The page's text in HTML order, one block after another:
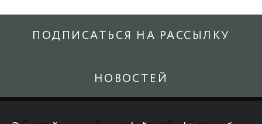
ПОДПИСАТЬСЯ НА РАССЫЛКУ
НОВОСТЕЙ